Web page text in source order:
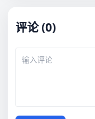
评论 (0)